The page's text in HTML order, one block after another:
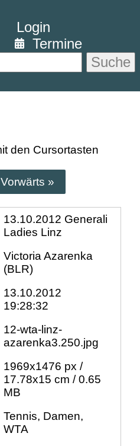
Login
Termine
Suche
Vorwärts »
13.10.2012 Generali
Ladies Linz
Victoria Azarenka
(BLR)
13.10.2012
19:28:32
12-wta-linz-
azarenka3.250.jpg
1969x1476 px /
17.78x15 cm / 0.65
MB
Tennis, Damen,
WTA